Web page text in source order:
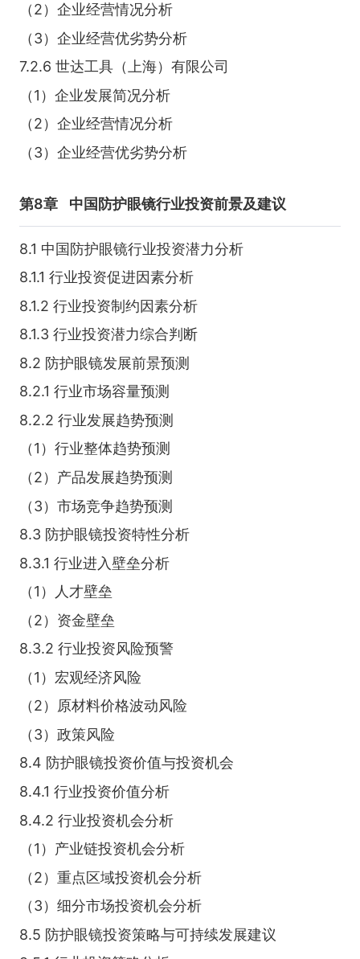
（2）企业经营情况分析
（3）企业经营优劣势分析
7.2.6 世达工具（上海）有限公司
（1）企业发展简况分析
（2）企业经营情况分析
（3）企业经营优劣势分析
第8章 中国防护眼镜行业投资前景及建议
8.1 中国防护眼镜行业投资潜力分析
8.1.1 行业投资促进因素分析
8.1.2 行业投资制约因素分析
8.1.3 行业投资潜力综合判断
8.2 防护眼镜发展前景预测
8.2.1 行业市场容量预测
8.2.2 行业发展趋势预测
（1）行业整体趋势预测
（2）产品发展趋势预测
（3）市场竞争趋势预测
8.3 防护眼镜投资特性分析
8.3.1 行业进入壁垒分析
（1）人才壁垒
（2）资金壁垒
8.3.2 行业投资风险预警
（1）宏观经济风险
（2）原材料价格波动风险
（3）政策风险
8.4 防护眼镜投资价值与投资机会
8.4.1 行业投资价值分析
8.4.2 行业投资机会分析
（1）产业链投资机会分析
（2）重点区域投资机会分析
（3）细分市场投资机会分析
8.5 防护眼镜投资策略与可持续发展建议